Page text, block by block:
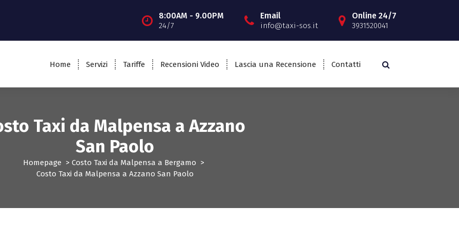
8:00AM - 9.00PM
24/7
Email
info@taxi-sos.it
Online 24/7
3931520041
Home Servizi Tariffe Recensioni Video Lascia una Recensione Contatti
Taxi da Malpensa a Azzano
San Paolo
Homepage > Costo Taxi da Malpensa a Bergamo >
Costo Taxi da Malpensa a Azzano San Paolo